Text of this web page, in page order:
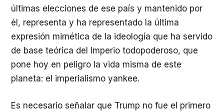
últimas elecciones de ese país y mantenido por
él, representa y ha representado la última
expresión mimética de la ideología que ha servido
de base teórica del Imperio todopoderoso, que
pone hoy en peligro la vida misma de este
planeta: el imperialismo yankee.
Es necesario señalar que Trump no fue el primero